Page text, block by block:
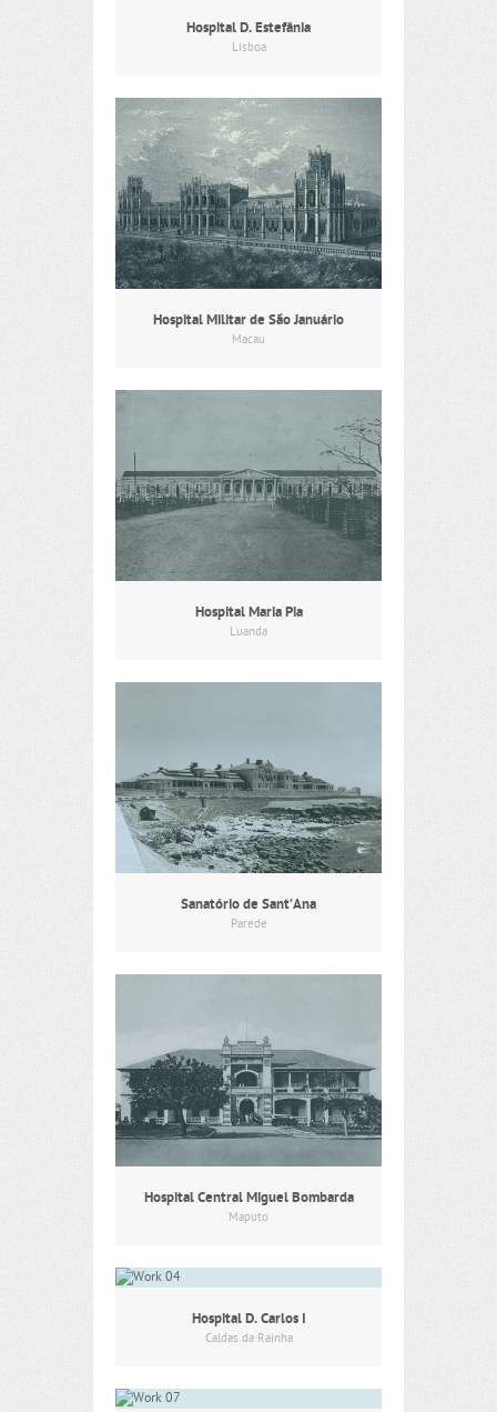
Hospital D. Estefânia
Lisboa
Hospital Militar de São Januário
Macau
Hospital Maria Pia
Luanda
Sanatório de Sant’Ana
Parede
Hospital Central Miguel Bombarda
Maputo
Hospital D. Carlos I
Caldas da Rainha